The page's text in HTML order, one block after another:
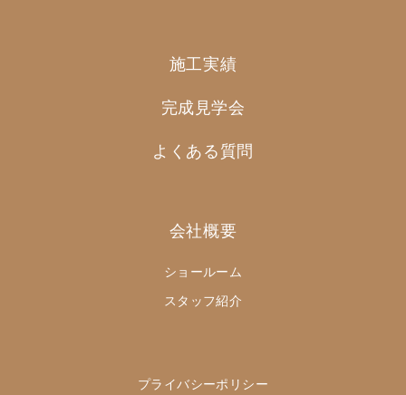
施工実績
完成見学会
よくある質問
会社概要
ショールーム
スタッフ紹介
プライバシーポリシー